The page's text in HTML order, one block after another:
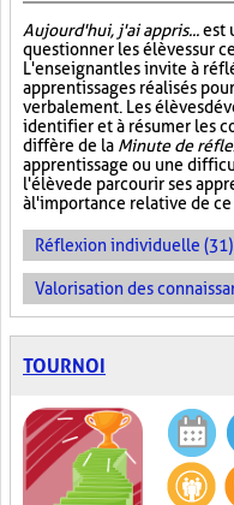
Aujourd'hui, j'ai appris...est
questionner les élèves sur
L'enseignant les invite à
apprentissages réalisés
verbalement. Les élèves
identifier et à résumer les
diffère de la Minute de
apprentissage ou une
l'élève de parcourir ses
à l'importance relative de
Réflexion individuelle (31)
Valorisation des
TOURNOI